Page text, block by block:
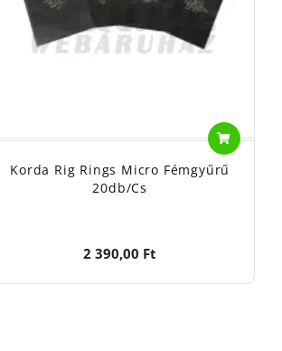
Korda Rig Rings Micro Fémgyűrű
20db/cs
2 390,00 Ft